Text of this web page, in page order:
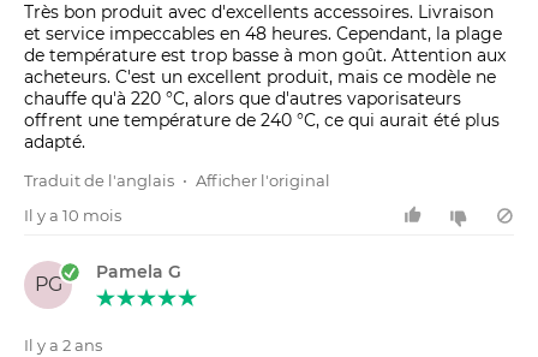
Très bon produit avec d'excellents accessoires. Livraison
et service impeccables en 48 heures. Cependant, la plage
de température est trop basse à mon goût. Attention aux
acheteurs. C'est un excellent produit, mais ce modèle ne
chauffe qu'à 220 °C, alors que d'autres vaporisateurs
offrent une température de 240 °C, ce qui aurait été plus
adapté.
Traduit de l'anglais • Afficher l'original
Il y a 10 mois
PG
Pamela G
Il y a 2 ans